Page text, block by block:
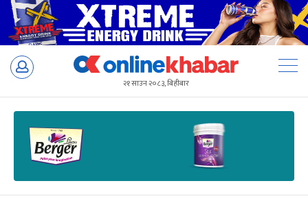
Skip
२१ साउन २०८३, बिहीबार